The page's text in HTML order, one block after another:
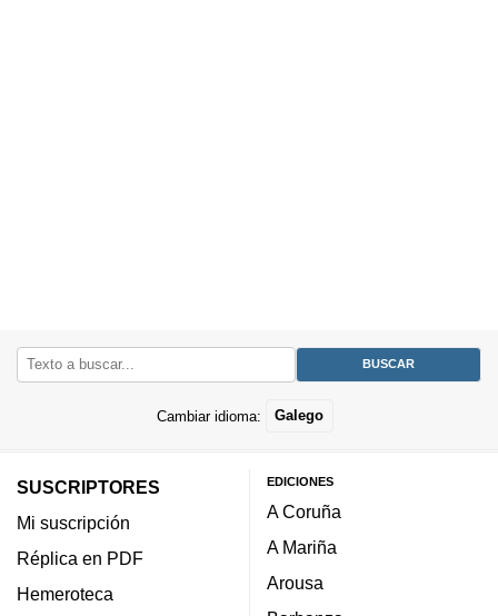
Cambiar idioma: Galego
SUSCRIPTORES
Mi suscripción
Réplica en PDF
Hemeroteca
EDICIONES
A Coruña
A Mariña
Arousa